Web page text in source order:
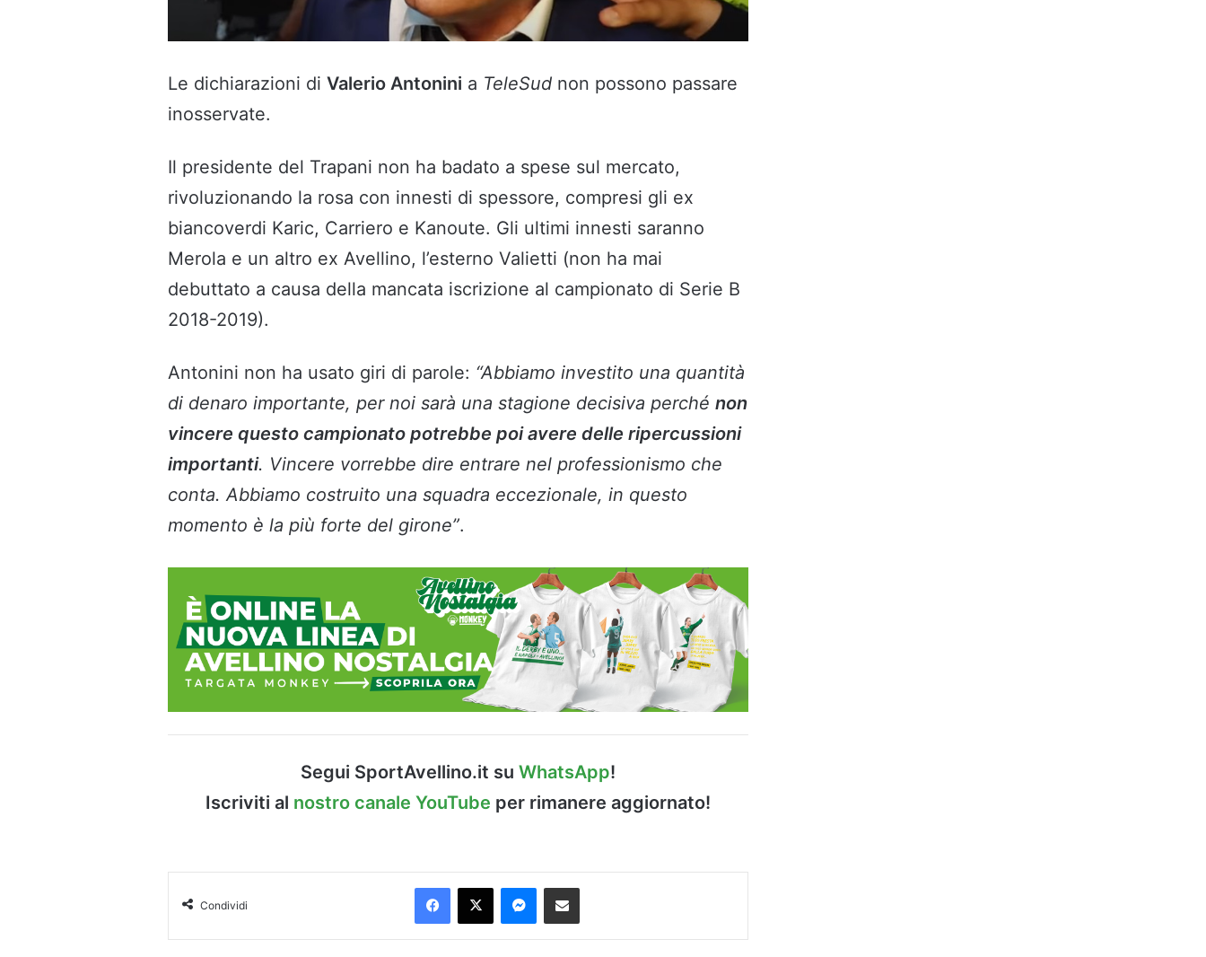
Le dichiarazioni di Valerio Antonini a TeleSud non possono passare
inosservate.
Il presidente del Trapani non ha badato a spese sul mercato,
rivoluzionando la rosa con innesti di spessore, compresi gli ex
biancoverdi Karic, Carriero e Kanoute. Gli ultimi innesti saranno
Merola e un altro ex Avellino, l’esterno Valietti (non ha mai
debuttato a causa della mancata iscrizione al campionato di Serie B
2018-2019).
Antonini non ha usato giri di parole: “Abbiamo investito una quantità
di denaro importante, per noi sarà una stagione decisiva perché non
vincere questo campionato potrebbe poi avere delle ripercussioni
importanti. Vincere vorrebbe dire entrare nel professionismo che
conta. Abbiamo costruito una squadra eccezionale, in questo
momento è la più forte del girone”.
Segui SportAvellino.it su WhatsApp!
Iscriviti al nostro canale YouTube per rimanere aggiornato!
Condividi
Facebook
X Messenger
Condividi via Email